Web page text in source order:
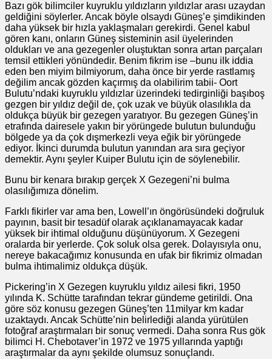
Bazı gök bilimciler kuyruklu yıldızların yıldızlar arası uzaydan
geldiğini söylerler. Ancak böyle olsaydı Güneş’e şimdikinden
daha yüksek bir hızla yaklaşmaları gerekirdi. Genel kabul
gören kanı, onların Güneş sisteminin asil üyelerinden
oldukları ve ana gezegenler oluştuktan sonra artan parçaları
temsil ettikleri yönündedir. Benim fikrim ise –bunu ilk iddia
eden ben miyim bilmiyorum, daha önce bir yerde rastlamış
değilim ancak gözden kaçırmış da olabilirim tabii- Oort
Bulutu’ndaki kuyruklu yıldızlar üzerindeki tedirginliği başıboş
gezgen bir yıldız değil de, çok uzak ve büyük olasılıkla da
oldukça büyük bir gezegen yaratıyor. Bu gezegen Güneş’in
etrafında dairesele yakın bir yörüngede bulutun bulunduğu
bölgede ya da çok dışmerkezli veya eğik bir yörüngede
ediyor. İkinci durumda bulutun yanından ara sıra geçiyor
demektir. Aynı şeyler Kuiper Bulutu için de söylenebilir.
Bunu bir kenara bırakıp gerçek X Gezegeni’ni bulma
olasılığımıza dönelim.
Farklı fikirler var ama ben, Lowell’ın öngörüsündeki doğruluk
payının, basit bir tesadüf olarak açıklanamayacak kadar
yüksek bir ihtimal olduğunu düşünüyorum. X Gezegeni
oralarda bir yerlerde. Çok soluk olsa gerek. Dolayısıyla onu,
nereye bakacağımız konusunda en ufak bir fikrimiz olmadan
bulma ihtimalimiz oldukça düşük.
Pickering’in X Gezegen kuyruklu yıldız ailesi fikri, 1950
yılında K. Schütte tarafından tekrar gündeme getirildi. Ona
göre söz konusu gezegen Güneş’ten 11milyar km kadar
uzaktaydı. Ancak Schütte’nin belirlediği alanda yürütülen
fotoğraf araştırmaları bir sonuç vermedi. Daha sonra Rus gök
bilimci H. Chebotaver’in 1972 ve 1975 yıllarında yaptığı
araştırmalar da aynı şekilde olumsuz sonuçlandı.